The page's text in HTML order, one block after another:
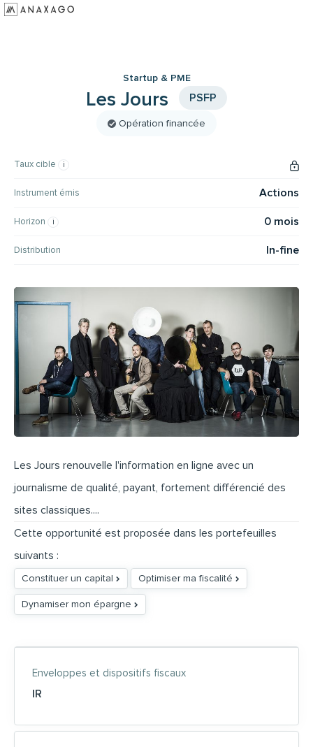
Startup & PME
Les Jours PSFP
Opération financée
Taux cible
Instrument émis Actions
Horizon 0 mois
Distribution In-fine
Les Jours renouvelle l'information en ligne avec un
journalisme de qualité, payant, fortement différencié des
sites classiques....
Cette opportunité est proposée dans les portefeuilles
suivants :
Constituer un capital Optimiser ma fiscalité
Dynamiser mon épargne
Enveloppes et dispositifs fiscaux
IR